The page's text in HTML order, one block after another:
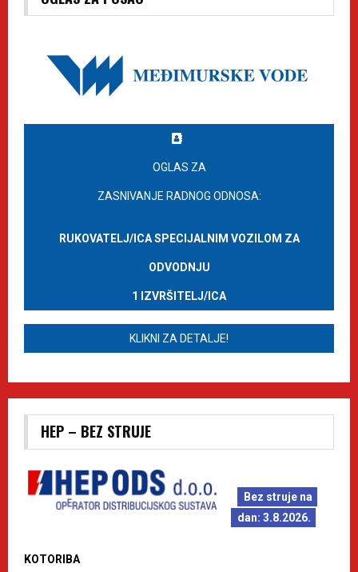
OGLAS ZA
ZASNIVANJE RADNOG ODNOSA:
RUKOVATELJ/ICA SPECIJALNIM VOZILOM ZA
ODVODNJU
1 IZVRŠITELJ/ICA
KLIKNI ZA DETALJE!
HEP – BEZ STRUJE
Bez struje na
dan: 3.8.2026.
KOTORIBA